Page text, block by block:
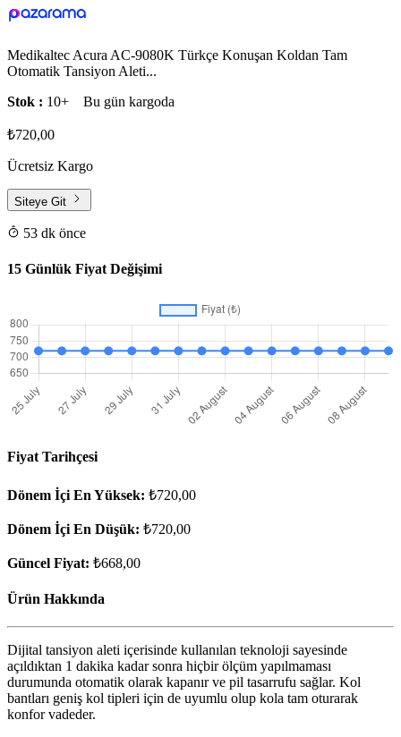
Medikaltec Acura AC-9080K Türkçe Konuşan Koldan Tam
Otomatik Tansiyon Aleti...
Stok : 10+ Bu gün kargoda
₺720,00
Ücretsiz Kargo
Siteye Git
53 dk önce
15 Günlük Fiyat Değişimi
Fiyat Tarihçesi
Dönem İçi En Yüksek: ₺720,00
Dönem İçi En Düşük: ₺720,00
Güncel Fiyat: ₺668,00
Ürün Hakkında
Dijital tansiyon aleti içerisinde kullanılan teknoloji sayesinde
açıldıktan 1 dakika kadar sonra hiçbir ölçüm yapılmaması
durumunda otomatik olarak kapanır ve pil tasarrufu sağlar. Kol
bantları geniş kol tipleri için de uyumlu olup kola tam oturarak
konfor vadeder.